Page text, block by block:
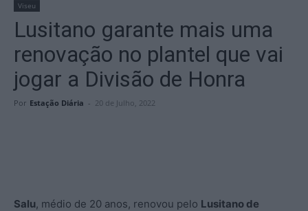
Viseu
Lusitano garante mais uma
renovação no plantel que vai
jogar a Divisão de Honra
Por Estação Diária - 20 de Julho, 2022
Salu, médio de 20 anos, renovou pelo Lusitano de